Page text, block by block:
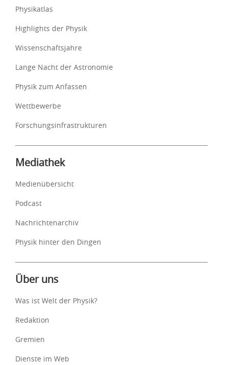
Physikatlas
Highlights der Physik
Wissenschaftsjahre
Lange Nacht der Astronomie
Physik zum Anfassen
Wettbewerbe
Forschungsinfrastrukturen
Mediathek
Medienübersicht
Podcast
Nachrichtenarchiv
Physik hinter den Dingen
Über uns
Was ist Welt der Physik?
Redaktion
Gremien
Dienste im Web